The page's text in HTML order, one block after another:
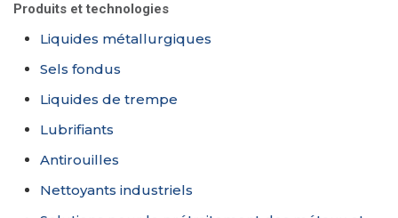
Produits et technologies
Liquides métallurgiques
Sels fondus
Liquides de trempe
Lubrifiants
Antirouilles
Nettoyants industriels